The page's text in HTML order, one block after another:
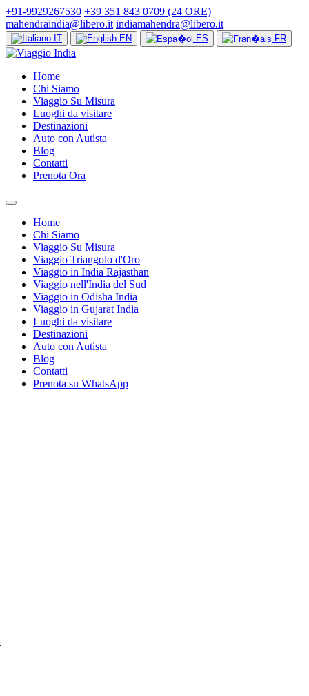
+91-9929267530 +39 351 843 0709 (24 ORE)
mahendraindia@libero.it indiamahendra@libero.it
IT EN ES FR
Home
Chi Siamo
Viaggio Su Misura
Luoghi da visitare
Destinazioni
Auto con Autista
Blog
Contatti
Prenota Ora
Home
Chi Siamo
Viaggio Su Misura
Viaggio Triangolo d'Oro
Viaggio in India Rajasthan
Viaggio nell'India del Sud
Viaggio in Odisha India
Viaggio in Gujarat India
Luoghi da visitare
Destinazioni
Auto con Autista
Blog
Contatti
Prenota su WhatsApp